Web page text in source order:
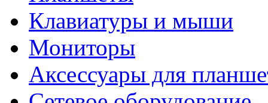
Клавиатуры и мыши
Мониторы
Аксессуары для